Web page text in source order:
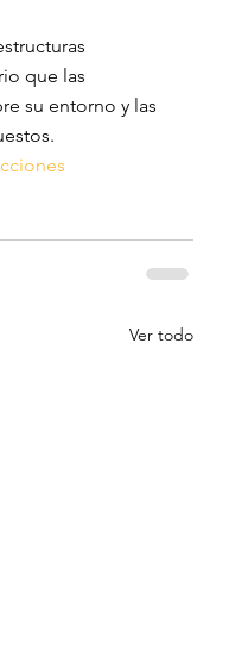
que las
su entorno y las
Ver todo